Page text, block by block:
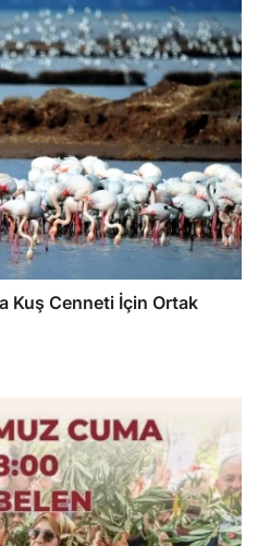
Kuş Cenneti İçin Ortak